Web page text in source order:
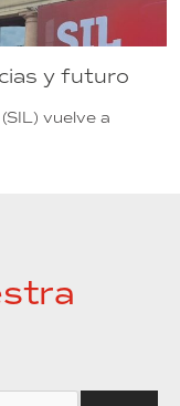
y futuro
vuelve a